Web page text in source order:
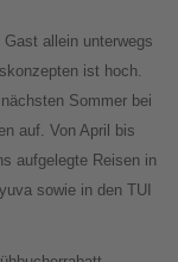
allein unterwegs
ist hoch.
Sommer bei
auf. Von April bis
aufgelegte Reisen in
sowie in den TUI